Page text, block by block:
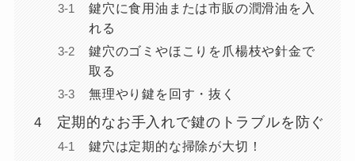
鍵穴に食用油または市販の潤滑油を入
れる
鍵穴のゴミやほこりを爪楊枝や針金で
取る
無理やり鍵を回す・抜く
定期的なお手入れで鍵のトラブルを防ぐ
鍵穴は定期的な掃除が大切！